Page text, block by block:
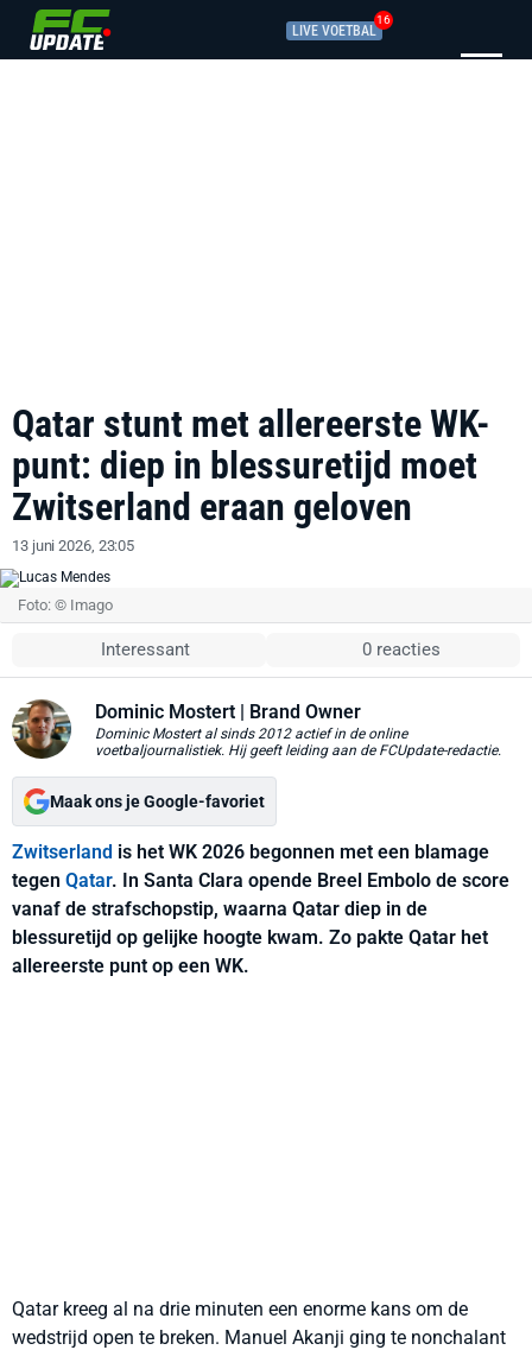
LIVE VOETBAL
16
Qatar stunt met allereerste WK-
punt: diep in blessuretijd moet
Zwitserland eraan geloven
13 juni 2026, 23:05
Foto: © Imago
Interessant 0 reacties
Dominic Mostert | Brand Owner
Dominic Mostert al sinds 2012 actief in de online
voetbaljournalistiek. Hij geeft leiding aan de FCUpdate-redactie.
Maak ons je Google-favoriet
Zwitserland is het WK 2026 begonnen met een blamage
tegen Qatar. In Santa Clara opende Breel Embolo de score
vanaf de strafschopstip, waarna Qatar diep in de
blessuretijd op gelijke hoogte kwam. Zo pakte Qatar het
allereerste punt op een WK.
Qatar kreeg al na drie minuten een enorme kans om de
wedstrijd open te breken. Manuel Akanji ging te nonchalant